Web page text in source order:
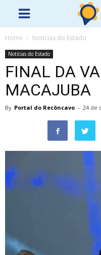
Home Notícias do Estado
Notícias do Estado
FINAL DA
MACAJUBA
By Portal do Recôncavo - 24 de